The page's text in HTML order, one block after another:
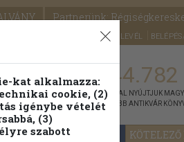
Partnerünk:
SEGÍTSÉG HÍRLEVÉL
OLVASMÁNYOK
fa 1.144.782
KIADVÁNNYAL NYÚJTJUK
LEGNAGYOBB ANTIKVÁR
kat alkalmazza:
cookie, (2)
igénybe vételét
(3)
szabott